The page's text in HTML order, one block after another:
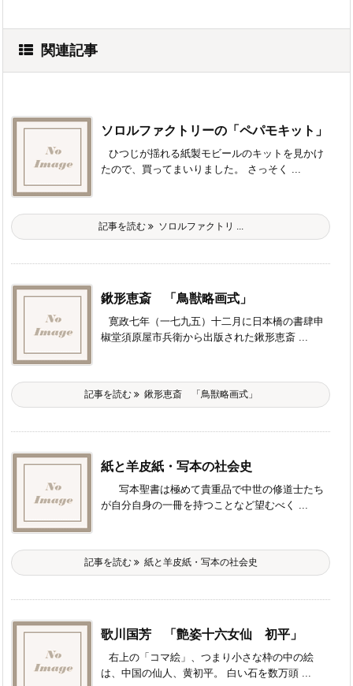
関連記事
ソロルファクトリーの「ペパモキット」
ひつじが揺れる紙製モビールのキットを見かけ
たので、買ってまいりました。 さっそく ...
記事を読む ソロルファクトリ ...
鍬形恵斎 「鳥獣略画式」
寛政七年（一七九五）十二月に日本橋の書肆申
椒堂須原屋市兵衛から出版された鍬形恵斎 ...
記事を読む 鍬形恵斎 「鳥獣略画式」
紙と羊皮紙・写本の社会史
写本聖書は極めて貴重品で中世の修道士たち
が自分自身の一冊を持つことなど望むべく ...
記事を読む 紙と羊皮紙・写本の社会史
歌川国芳 「艶姿十六女仙 初平」
右上の「コマ絵」、つまり小さな枠の中の絵
は、中国の仙人、黄初平。 白い石を数万頭 ...